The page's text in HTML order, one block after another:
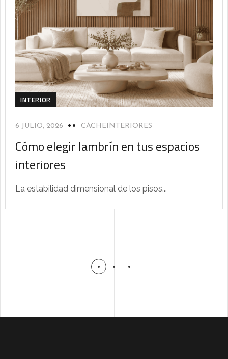
INTERIOR
6 JULIO, 2026 CACHEINTERIORES
Cómo elegir lambrín en tus espacios
interiores
La estabilidad dimensional de los pisos...